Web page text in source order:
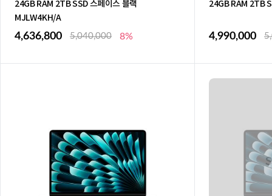
24GB RAM 2TB SSD 스페이스 블랙
MJLW4KH/A
4,636,800
5,040,000 8%
24GB RAM 2TB
4,990,000